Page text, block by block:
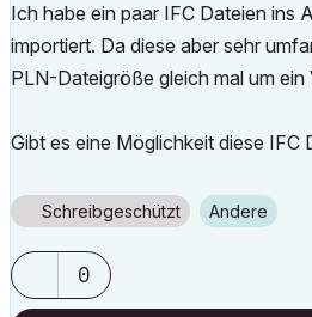
Ich habe ein paar IFC Dateien ins
importiert. Da diese aber sehr
PLN-Dateigröße gleich mal um
Gibt es eine Möglichkeit diese IFC
Schreibgeschützt Andere
0